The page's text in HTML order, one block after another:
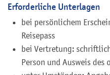
Erforderliche Unterlagen
bei persönlichem
Reisepass
bei Vertretung:
Person und Ausweis